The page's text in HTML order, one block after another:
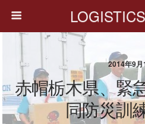
2014年9月
赤帽栃木県、緊
同防災訓